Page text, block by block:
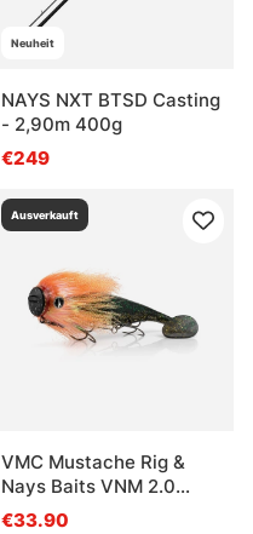
Neuheit
NAYS NXT BTSD Casting
- 2,90m 400g
€249
Ausverkauft
VMC Mustache Rig &
Nays Baits VNM 2.0
Bundle
€33.90